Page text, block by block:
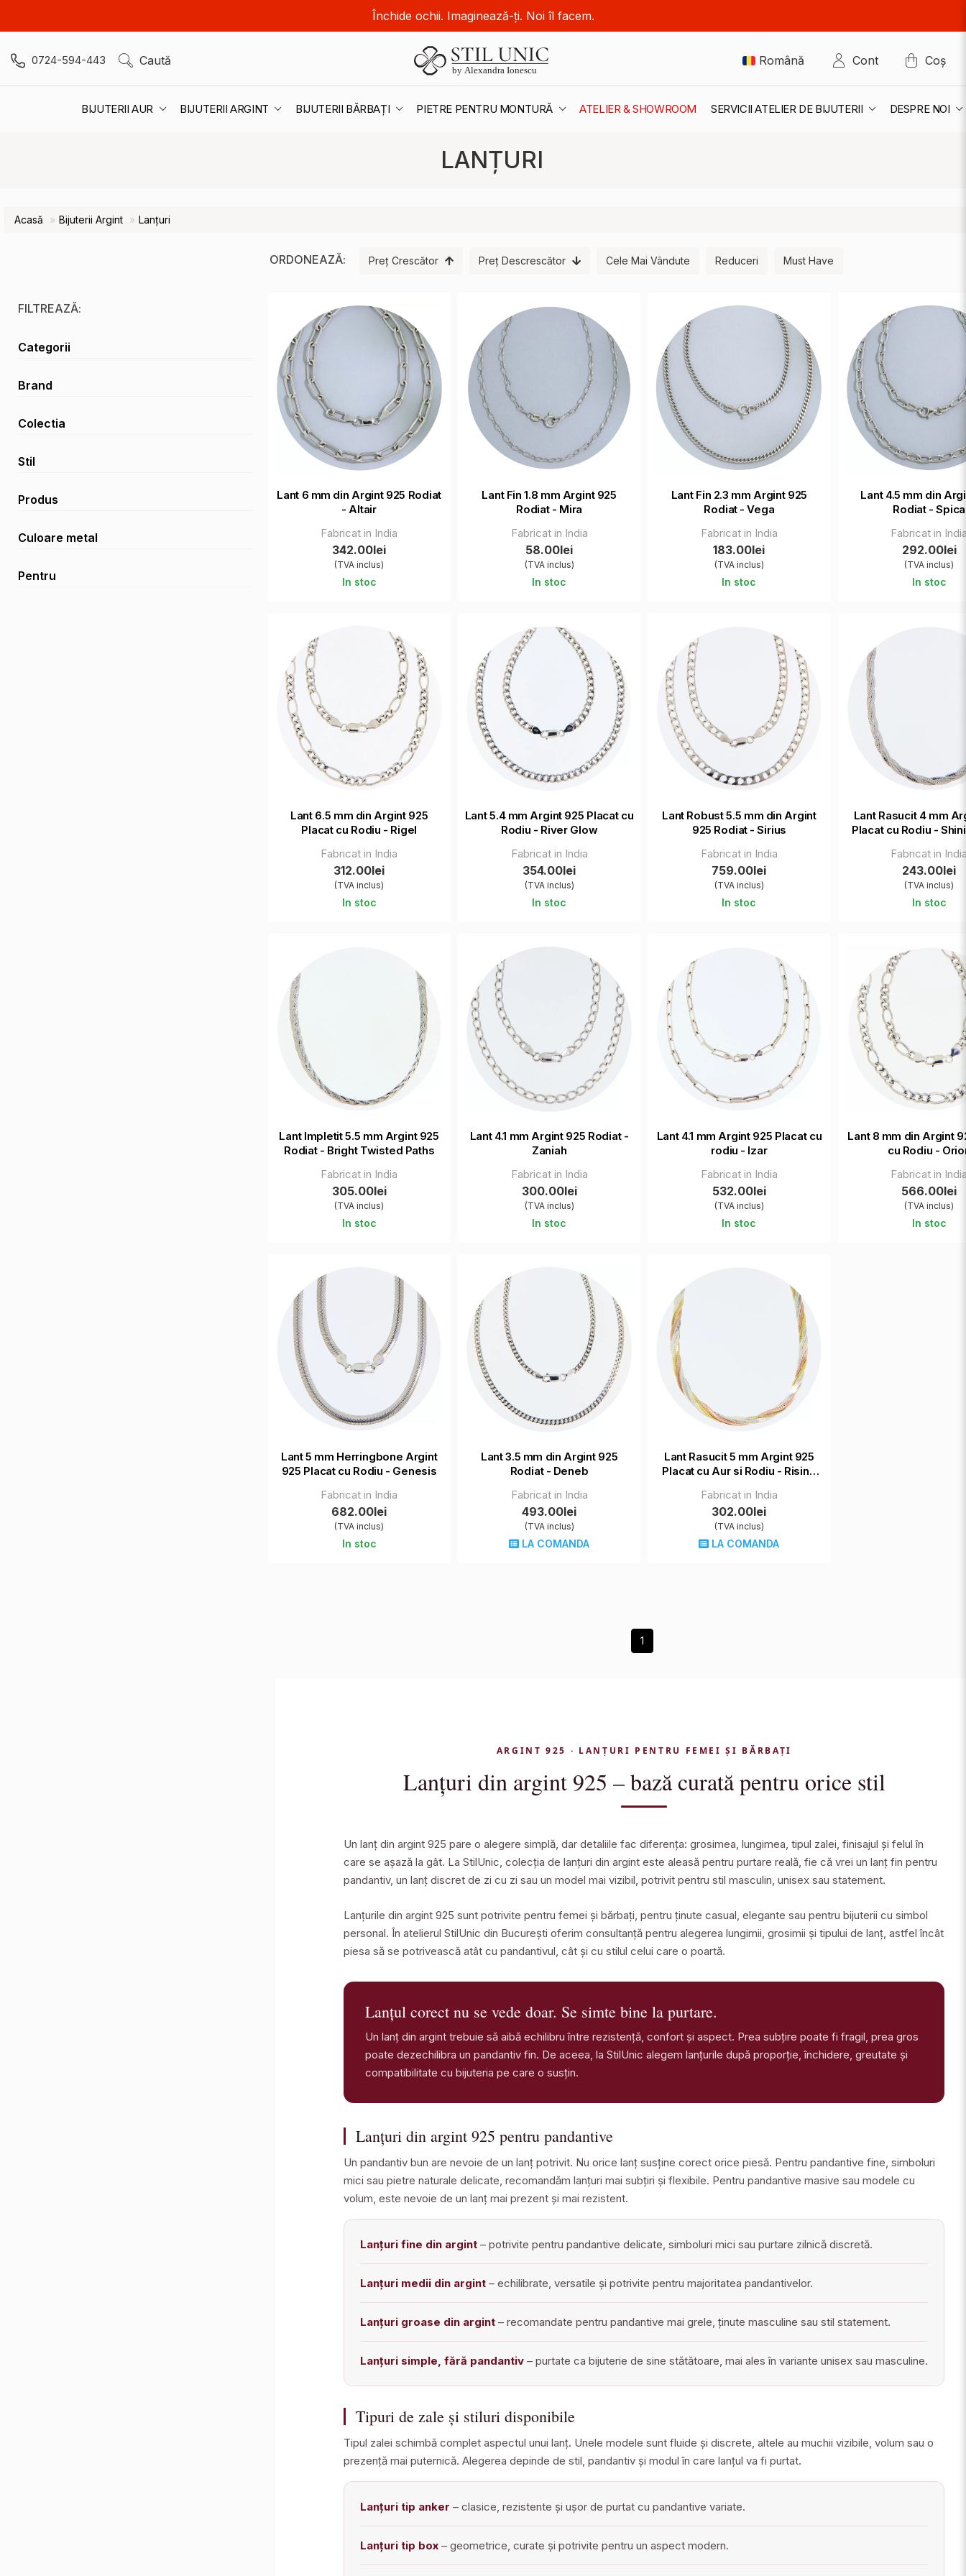
Închide ochii. Imaginează-ți. Noi îl facem.
0724-594-443 Caută Română Cont Coș
BIJUTERII AUR BIJUTERII ARGINT BIJUTERII BĂRBAȚI PIETRE PENTRU MONTURĂ ATELIER & SHOWROOM SERVICII ATELIER DE BIJUTERII DESPRE NOI
LANȚURI
Acasă Bijuterii Argint Lanțuri
ORDONEAZĂ: Preț Crescător Preț Descrescător Cele Mai Vândute Reduceri Must Have
FILTREAZĂ:
Categorii
Brand
Colectia
Stil
Produs
Culoare metal
Pentru
Lant 6 mm din Argint 925 Rodiat
- Altair
Fabricat in India
342.00lei
(TVA inclus)
In stoc
Lant Fin 1.8 mm Argint 925
Rodiat - Mira
Fabricat in India
58.00lei
(TVA inclus)
In stoc
Lant Fin 2.3 mm Argint 925
Rodiat - Vega
Fabricat in India
183.00lei
(TVA inclus)
In stoc
Lant 4.5 mm din
Rodiat - Spica
Fabricat in
292.00lei
(TVA inclus)
In stoc
Lant 6.5 mm din Argint 925
Placat cu Rodiu - Rigel
Fabricat in India
312.00lei
(TVA inclus)
In stoc
Lant 5.4 mm Argint 925 Placat cu
Rodiu - River Glow
Fabricat in India
354.00lei
(TVA inclus)
In stoc
Lant Robust 5.5 mm din Argint
925 Rodiat - Sirius
Fabricat in India
759.00lei
(TVA inclus)
In stoc
Lant Rasucit 4 mm
Placat cu Rodiu -
Fabricat in
243.00lei
(TVA inclus)
In stoc
Lant Impletit 5.5 mm Argint 925
Rodiat - Bright Twisted Paths
Fabricat in India
305.00lei
(TVA inclus)
In stoc
Lant 4.1 mm Argint 925 Rodiat -
Zaniah
Fabricat in India
300.00lei
(TVA inclus)
In stoc
Lant 4.1 mm Argint 925 Placat cu
rodiu - Izar
Fabricat in India
532.00lei
(TVA inclus)
In stoc
Lant 8 mm din Argint
cu Rodiu -
Fabricat in
566.00lei
(TVA inclus)
In stoc
Lant 5 mm Herringbone Argint
925 Placat cu Rodiu - Genesis
Fabricat in India
682.00lei
(TVA inclus)
In stoc
Lant 3.5 mm din Argint 925
Rodiat - Deneb
Fabricat in India
493.00lei
(TVA inclus)
LA COMANDA
Lant Rasucit 5 mm Argint 925
Placat cu Aur si Rodiu - Rising
Fabricat in India
302.00lei
(TVA inclus)
LA COMANDA
1
ARGINT 925 · LANȚURI PENTRU FEMEI ȘI BĂRBAȚI
Lanțuri din argint 925 – bază curată pentru orice stil
Un lanț din argint 925 pare o alegere simplă, dar detaliile fac diferența: grosimea, lungimea, tipul zalei, finisajul și felul în
care se așază la gât. La StilUnic, colecția de lanțuri din argint este aleasă pentru purtare reală, fie că vrei un lanț fin pentru
pandantiv, un lanț discret de zi cu zi sau un model mai vizibil, potrivit pentru stil masculin, unisex sau statement.
Lanțurile din argint 925 sunt potrivite pentru femei și bărbați, pentru ținute casual, elegante sau pentru bijuterii cu simbol
personal. În atelierul StilUnic din București oferim consultanță pentru alegerea lungimii, grosimii și tipului de lanț, astfel încât
piesa să se potrivească atât cu pandantivul, cât și cu stilul celui care o poartă.
Lanțul corect nu se vede doar. Se simte bine la purtare.
Un lanț din argint trebuie să aibă echilibru între rezistență, confort și aspect. Prea subțire poate fi fragil, prea gros
poate dezechilibra un pandantiv fin. De aceea, la StilUnic alegem lanțurile după proporție, închidere, greutate și
compatibilitate cu bijuteria pe care o susțin.
Lanțuri din argint 925 pentru pandantive
Un pandantiv bun are nevoie de un lanț potrivit. Nu orice lanț susține corect orice piesă. Pentru pandantive fine, simboluri
mici sau pietre naturale delicate, recomandăm lanțuri mai subțiri și flexibile. Pentru pandantive masive sau modele cu
volum, este nevoie de un lanț mai prezent și mai rezistent.
Lanțuri fine din argint – potrivite pentru pandantive delicate, simboluri mici sau purtare zilnică discretă.
Lanțuri medii din argint – echilibrate, versatile și potrivite pentru majoritatea pandantivelor.
Lanțuri groase din argint – recomandate pentru pandantive mai grele, ținute masculine sau stil statement.
Lanțuri simple, fără pandantiv – purtate ca bijuterie de sine stătătoare, mai ales în variante unisex sau masculine.
Tipuri de zale și stiluri disponibile
Tipul zalei schimbă complet aspectul unui lanț. Unele modele sunt fluide și discrete, altele au muchii vizibile, volum sau o
prezență mai puternică. Alegerea depinde de stil, pandantiv și modul în care lanțul va fi purtat.
Lanțuri tip anker – clasice, rezistente și ușor de purtat cu pandantive variate.
Lanțuri tip box – geometrice, curate și potrivite pentru un aspect modern.